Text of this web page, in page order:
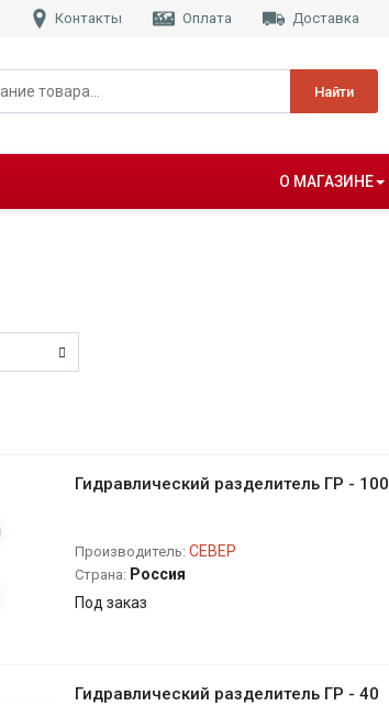
Контакты Оплата Доставка
Найти
О МАГАЗИНЕ
Гидравлический разделитель ГР - 100
Производитель: СЕВЕР
Страна: Россия
Под заказ
Гидравлический разделитель ГР - 40